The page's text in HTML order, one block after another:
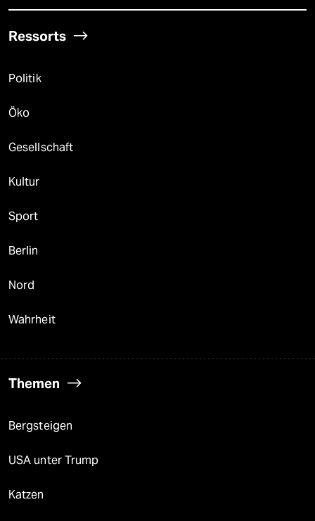
Ressorts
Politik
Öko
Gesellschaft
Kultur
Sport
Berlin
Nord
Wahrheit
Themen
Bergsteigen
USA unter Trump
Katzen